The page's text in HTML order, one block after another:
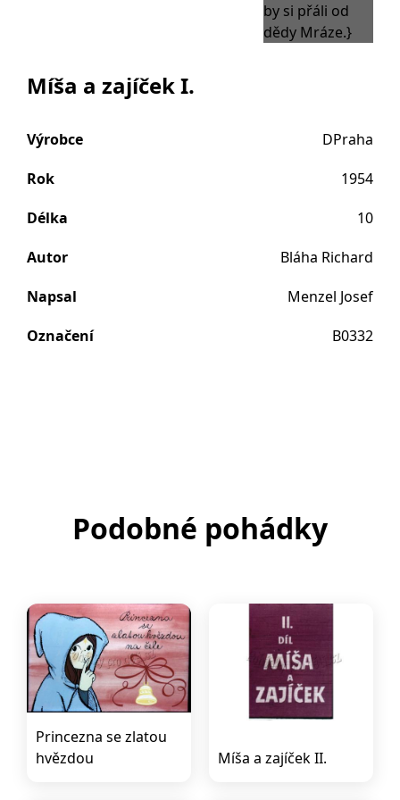
Míša a zajíček I.
Výrobce
DPraha
Rok
1954
Délka
10
Autor
Bláha Richard
Napsal
Menzel Josef
Označení
B0332
Podobné pohádky
Princezna se zlatou
hvězdou
Míša a zajíček II.